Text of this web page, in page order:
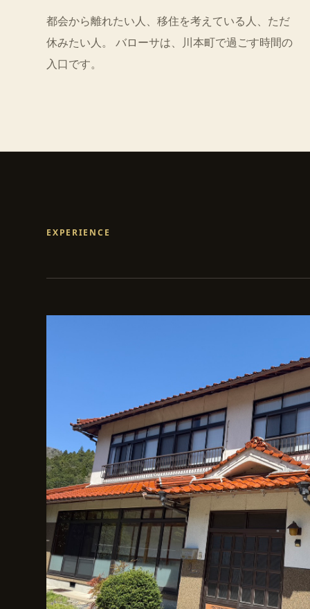
都会から離れたい人、移住を考えている人、ただ
休みたい人。 バローサは、川本町で過ごす時間の
入口です。
EXPERIENCE